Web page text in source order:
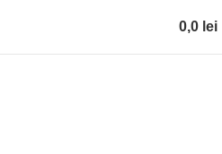
0,0 lei